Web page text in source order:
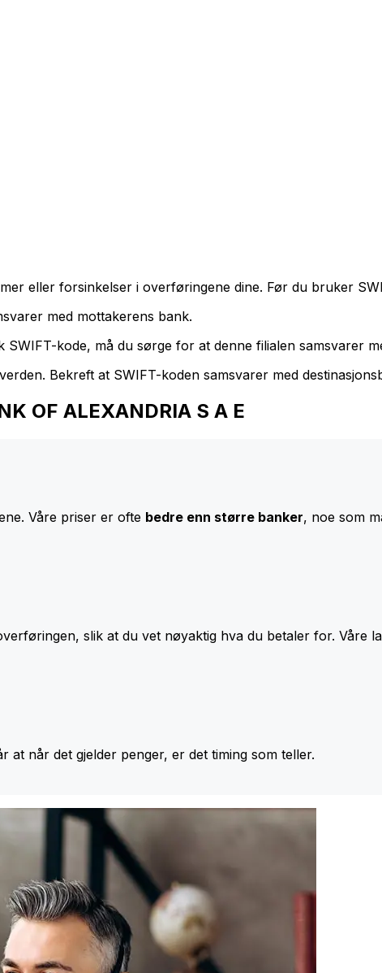
eller forsinkelser i overføringene dine. Før du bruker
med mottakerens bank.
SWIFT-kode, må du sørge for at denne filialen samsvarer
Bekreft at SWIFT-koden samsvarer med
OF ALEXANDRIA S A E
Våre priser er ofte bedre enn større banker, noe som
slik at du vet nøyaktig hva du betaler for. Våre
at når det gjelder penger, er det timing som teller.